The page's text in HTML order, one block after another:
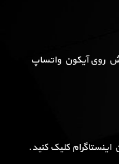
روی آیکون واتساپ
اینستاگرام کلیک کنید.